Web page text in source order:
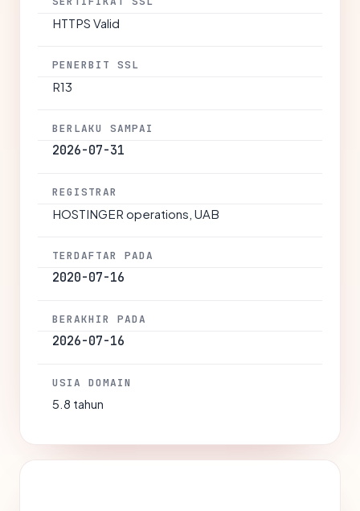
HTTPS Valid
PENERBIT SSL
R13
BERLAKU SAMPAI
2026-07-31
REGISTRAR
HOSTINGER operations, UAB
TERDAFTAR PADA
2020-07-16
BERAKHIR PADA
2026-07-16
USIA DOMAIN
5.8 tahun